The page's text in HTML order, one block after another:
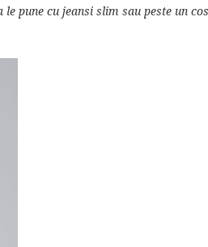
pune cu jeansi slim sau peste un